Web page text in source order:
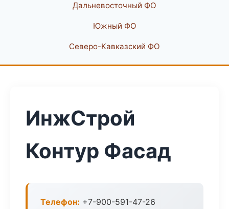
Дальневосточный ФО
Южный ФО
Северо-Кавказский ФО
ИнжСтрой
Контур Фасад
Телефон: +7-900-591-47-26